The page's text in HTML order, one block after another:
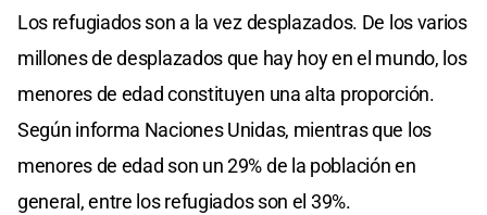
Los refugiados son a la vez desplazados. De los varios
millones de desplazados que hay hoy en el mundo, los
menores de edad constituyen una alta proporción.
Según informa Naciones Unidas, mientras que los
menores de edad son un 29% de la población en
general, entre los refugiados son el 39%.